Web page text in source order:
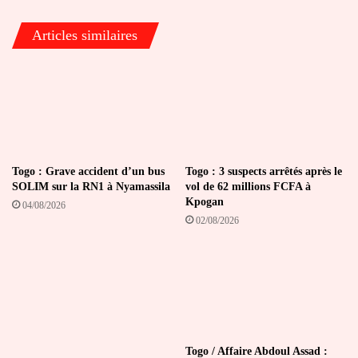
Articles similaires
Togo : Grave accident d’un bus
SOLIM sur la RN1 à Nyamassila
04/08/2026
Togo : 3 suspects arrêtés après le
vol de 62 millions FCFA à
Kpogan
02/08/2026
Togo / Affaire Abdoul Assad :